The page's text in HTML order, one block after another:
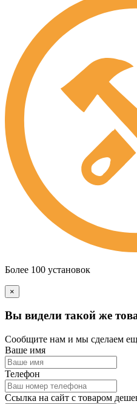
Более 100 установок
×
Вы видели такой же
Сообщите нам и мы сделаем
Ваше имя
Телефон
Ссылка на сайт с товаром